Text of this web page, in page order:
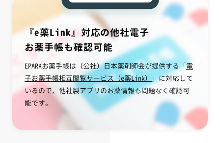
『e薬Link』対応の他社電子
お薬手帳も確認可能
EPARKお薬手帳は（公社）日本薬剤師会が提供する「電
子お薬手帳相互閲覧サービス（e薬Link）
」に対応して
いるので、他社製アプリのお薬情報も問題なく確認可
能です。